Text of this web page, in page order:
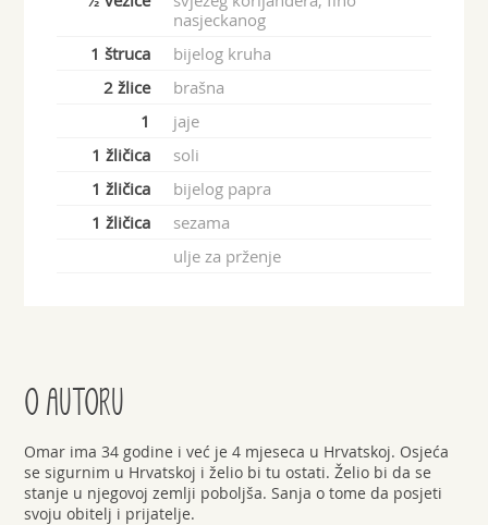
nasjeckanog
1 štruca
bijelog kruha
2 žlice
brašna
1
jaje
1 žličica
soli
1 žličica
bijelog papra
1 žličica
sezama
ulje za prženje
O AUTORU
Omar ima 34 godine i već je 4 mjeseca u Hrvatskoj. Osjeća
se sigurnim u Hrvatskoj i želio bi tu ostati. Želio bi da se
stanje u njegovoj zemlji poboljša. Sanja o tome da posjeti
svoju obitelj i prijatelje.